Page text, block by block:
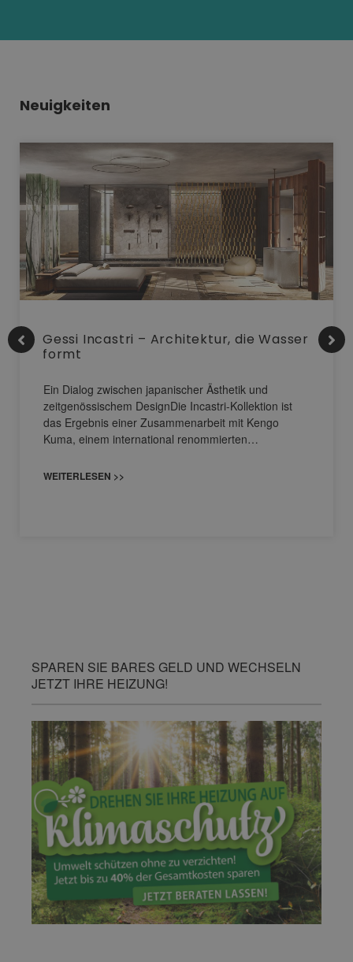
Neuigkeiten
Gessi Incastri – Architektur, die Wasser
formt
Ein Dialog zwischen japanischer Ästhetik und
zeitgenössischem DesignDie Incastri-Kollektion ist
das Ergebnis einer Zusammenarbeit mit Kengo
Kuma, einem international renommierten…
WEITERLESEN >>
SPAREN SIE BARES GELD UND WECHSELN
JETZT IHRE HEIZUNG!